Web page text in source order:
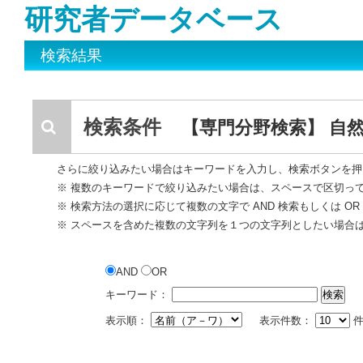
研究者データベース
検索結果
検索条件 【専門分野検索】 自
さらに絞り込みたい場合はキーワードを入力し、検索ボタンを
※ 複数のキーワードで絞り込みたい場合は、スペースで区切っ
※ 検索方法の選択に応じて複数の文字で AND 検索もしくは
※ スペースを含めた複数の文字列を１つの文字列としたい場合
AND
OR
キーワード：
表示順： 表示件数：